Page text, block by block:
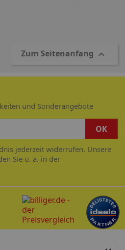
Zum Seitenanfang 
und Sonderangebote
jederzeit widerrufen. Unsere
Sie u. a. in der